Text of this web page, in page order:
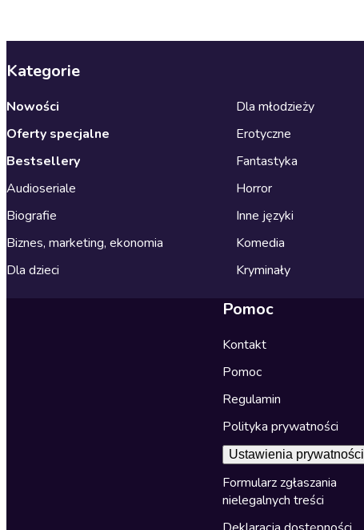
Kategorie
Nowości
Oferty specjalne
Bestsellery
Audioseriale
Biografie
Biznes, marketing, ekonomia
Dla dzieci
Dla młodzieży
Erotyczne
Fantastyka
Horror
Inne języki
Komedia
Kryminały
Pomoc
Kontakt
Pomoc
Regulamin
Polityka prywatności
Ustawienia prywatności
Formularz zgłaszania
nielegalnych treści